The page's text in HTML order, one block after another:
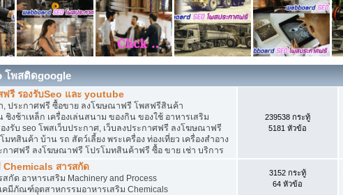
โพสติดgoogle
รี รองรับSeo และ youtube
ประกาศฟรี ซื้อขาย ลงโฆษณาฟรี โพสฟรีสินค้า
งช้าเหล็ก เครื่องเล่นสนาม ของกิน ของใช้ อาหารเสริม
งรับ seo โพสเว็บประกาศ, เว็บลงประกาศฟรี ลงโฆษณาฟรี
ทสินค้า บ้าน รถ สัตว์เลี้ยง พระเครื่อง ท่องเที่ยว เครื่องสำอาง
กาศฟรี ลงโฆษณาฟรี โปรโมทสินค้าฟรี ซื้อ ขาย เช่า บริการ
239538 กระทู้
5181 หัวข้อ
สารสกัด
กัด อาหารเสริม Machinery and Process
คมีภัณฑ์อุตสาหกรรมอาหารเสริม Chemicals
3152 กระทู้
64 หัวข้อ